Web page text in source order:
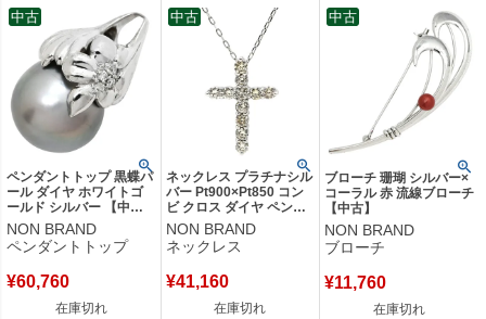
ペンダントトップ 黒蝶パ
ール ダイヤ ホワイトゴ
ールド シルバー 【中
古】
NON BRAND
ペンダントトップ
¥60,760
在庫切れ
中古
ネックレス プラチナシル
バー Pt900×Pt850 コン
ビ クロス ダイヤ ペンダ
ント プラチナム パヴェ
ダイヤ 【中古】
NON BRAND
ネックレス
¥41,160
在庫切れ
中古
ブローチ 珊瑚 シルバー×
コーラル 赤 流線ブローチ
【中古】
NON BRAND
ブローチ
¥11,760
在庫切れ
中古